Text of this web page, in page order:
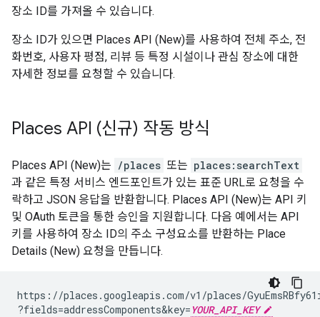
장소 ID를 가져올 수 있습니다.
장소 ID가 있으면 Places API (New)를 사용하여 전체 주소, 전
화번호, 사용자 평점, 리뷰 등 특정 시설이나 관심 장소에 대한
자세한 정보를 요청할 수 있습니다.
Places API (신규) 작동 방식
Places API (New)는 /places 또는 places:searchText
과 같은 특정 서비스 엔드포인트가 있는 표준 URL로 요청을 수
락하고 JSON 응답을 반환합니다. Places API (New)는 API 키
및 OAuth 토큰을 통한 승인을 지원합니다. 다음 예에서는 API
키를 사용하여 장소 ID의 주소 구성요소를 반환하는 Place
Details (New) 요청을 만듭니다.
https://places.googleapis.com/v1/places/
?fields=addressComponents&key= YOUR_API_KEY